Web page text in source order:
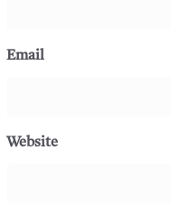
Email
Website